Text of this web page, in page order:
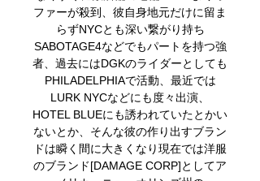
ファーが殺到、彼自身地元だけに留ま
らずNYCとも深い繋がり持ち
SABOTAGE4などでもパートを持つ強
者、過去にはDGKのライダーとしても
PHILADELPHIAで活動、最近では
LURK NYCなどにも度々出演、
HOTEL BLUEにも誘われていたとかい
ないとか、そんな彼の作り出すブラン
ドは瞬く間に大きくなり現在では洋服
のブランド[DAMAGE CORP]としてア